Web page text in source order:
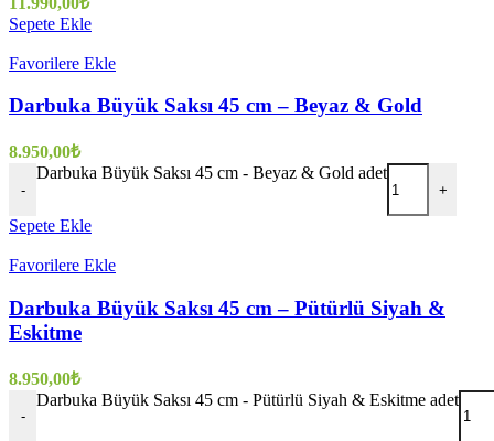
Sepete Ekle
Favorilere Ekle
Darbuka Büyük Saksı 45 cm – Beyaz & Gold
8.950,00₺
-
Darbuka Büyük Saksı 45 cm - Beyaz & Gold adet
+
Sepete Ekle
Favorilere Ekle
Darbuka Büyük Saksı 45 cm – Pütürlü Siyah &
Eskitme
8.950,00₺
-
Darbuka Büyük Saksı 45 cm - Pütürlü Siyah & Eskitme adet